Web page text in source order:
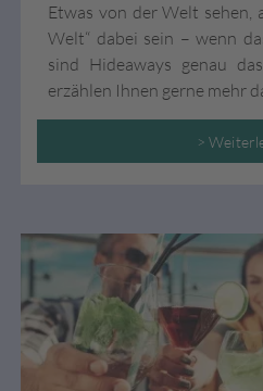
Etwas von der Welt sehen,
Welt“ dabei sein – wenn
sind Hideaways genau
erzählen Ihnen gerne mehr
>